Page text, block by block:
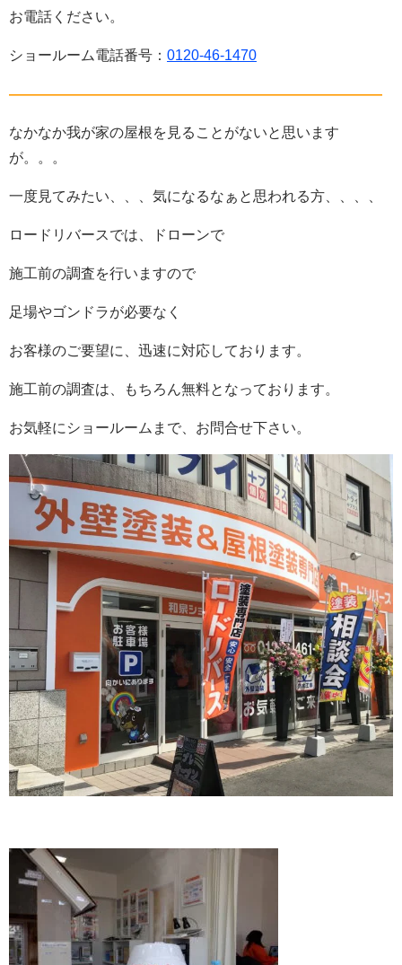
お電話ください。
ショールーム電話番号： 0120-46-1470
——————————————————————————
なかなか我が家の屋根を見ることがないと思います
が。。。
一度見てみたい、、、気になるなぁと思われる方、、、、
ロードリバースでは、ドローンで
施工前の調査を行いますので
足場やゴンドラが必要なく
お客様のご要望に、迅速に対応しております。
施工前の調査は、もちろん無料となっております。
お気軽にショールームまで、お問合せ下さい。